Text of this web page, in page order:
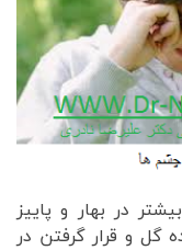
در بهار و پاییز
گل و قرار گرفتن در